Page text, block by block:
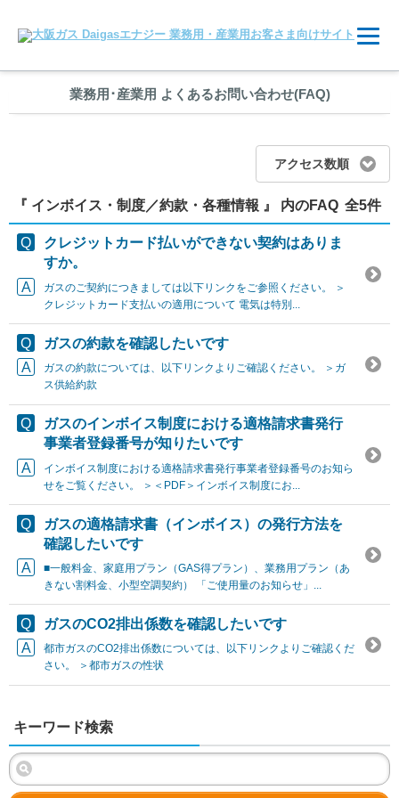
業務用 ･産業用 よくあるお問い合わせ(FAQ)
アクセス数順
『 インボイス・制度／約款・各種情報 』 内のFAQ 全5件
クレジットカード払いができない契約はありま
すか。
ガスのご契約につきましては以下リンクをご参照ください。 ＞
クレジットカード支払いの適用について 電気は特別...
ガスの約款を確認したいです
ガスの約款については、以下リンクよりご確認ください。 ＞ガ
ス供給約款
ガスのインボイス制度における適格請求書発行
事業者登録番号が知りたいです
インボイス制度における適格請求書発行事業者登録番号のお知ら
せをご覧ください。 ＞＜PDF＞インボイス制度にお...
ガスの適格請求書（インボイス）の発行方法を
確認したいです
■一般料金、家庭用プラン（GAS得プラン）、業務用プラン（あ
きない割料金、小型空調契約） 「ご使用量のお知らせ」...
ガスのCO2排出係数を確認したいです
都市ガスのCO2排出係数については、以下リンクよりご確認くだ
さい。 ＞都市ガスの性状
キーワード検索